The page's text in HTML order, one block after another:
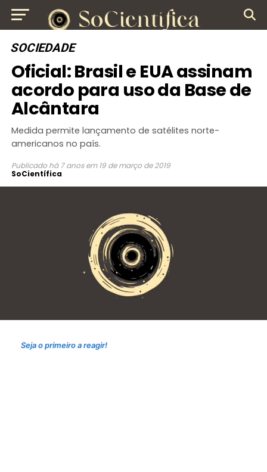
SOCIEDADE
Oficial: Brasil e EUA assinam
acordo para uso da Base de
Alcântara
Medida permite lançamento de satélites norte-
americanos no país.
Publicado há 7 anos em 19 de março de 2019
SoCientífica
Seja o primeiro a reagir!